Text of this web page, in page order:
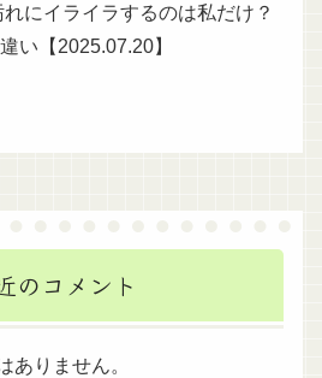
にイライラするのは私だけ？
い【2025.07.20】
のコメント
ありません。